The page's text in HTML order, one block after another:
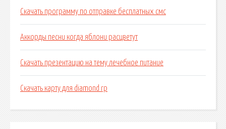
Скачать программу по отправке бесплатных смс
Аккорды песни когда яблони расцветут
Скачать презентацию на тему лечебное питание
Скачать карту для diamond rp